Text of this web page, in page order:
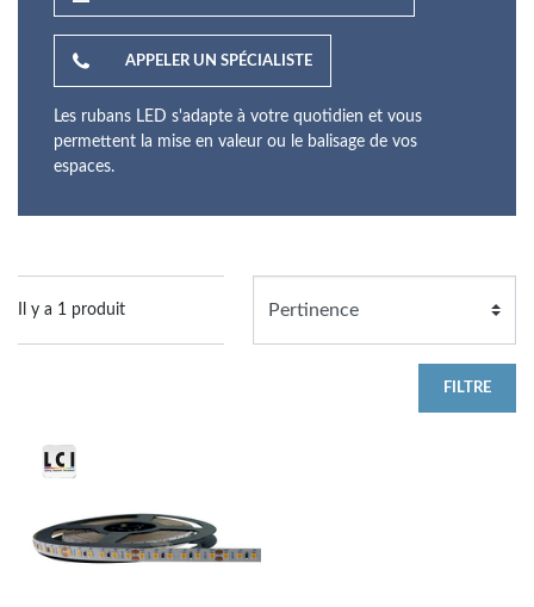
APPELER UN SPÉCIALISTE
Les rubans LED s'adapte à votre quotidien et vous
permettent la mise en valeur ou le balisage de vos
espaces.
Il y a 1 produit
FILTRE